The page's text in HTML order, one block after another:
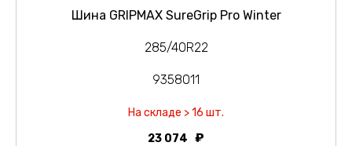
Шина GRIPMAX SureGrip Pro Winter
285/40R22
9358011
На складе > 16 шт.
23 074